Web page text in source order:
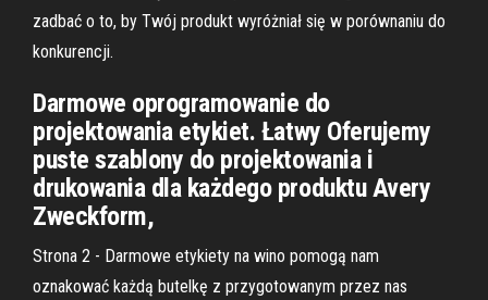
zadbać o to, by Twój produkt wyróżniał się w porównaniu do
konkurencji.
Darmowe oprogramowanie do
projektowania etykiet. Łatwy Oferujemy
puste szablony do projektowania i
drukowania dla każdego produktu Avery
Zweckform,
Strona 2 - Darmowe etykiety na wino pomogą nam
oznakować każdą butelkę z przygotowanym przez nas